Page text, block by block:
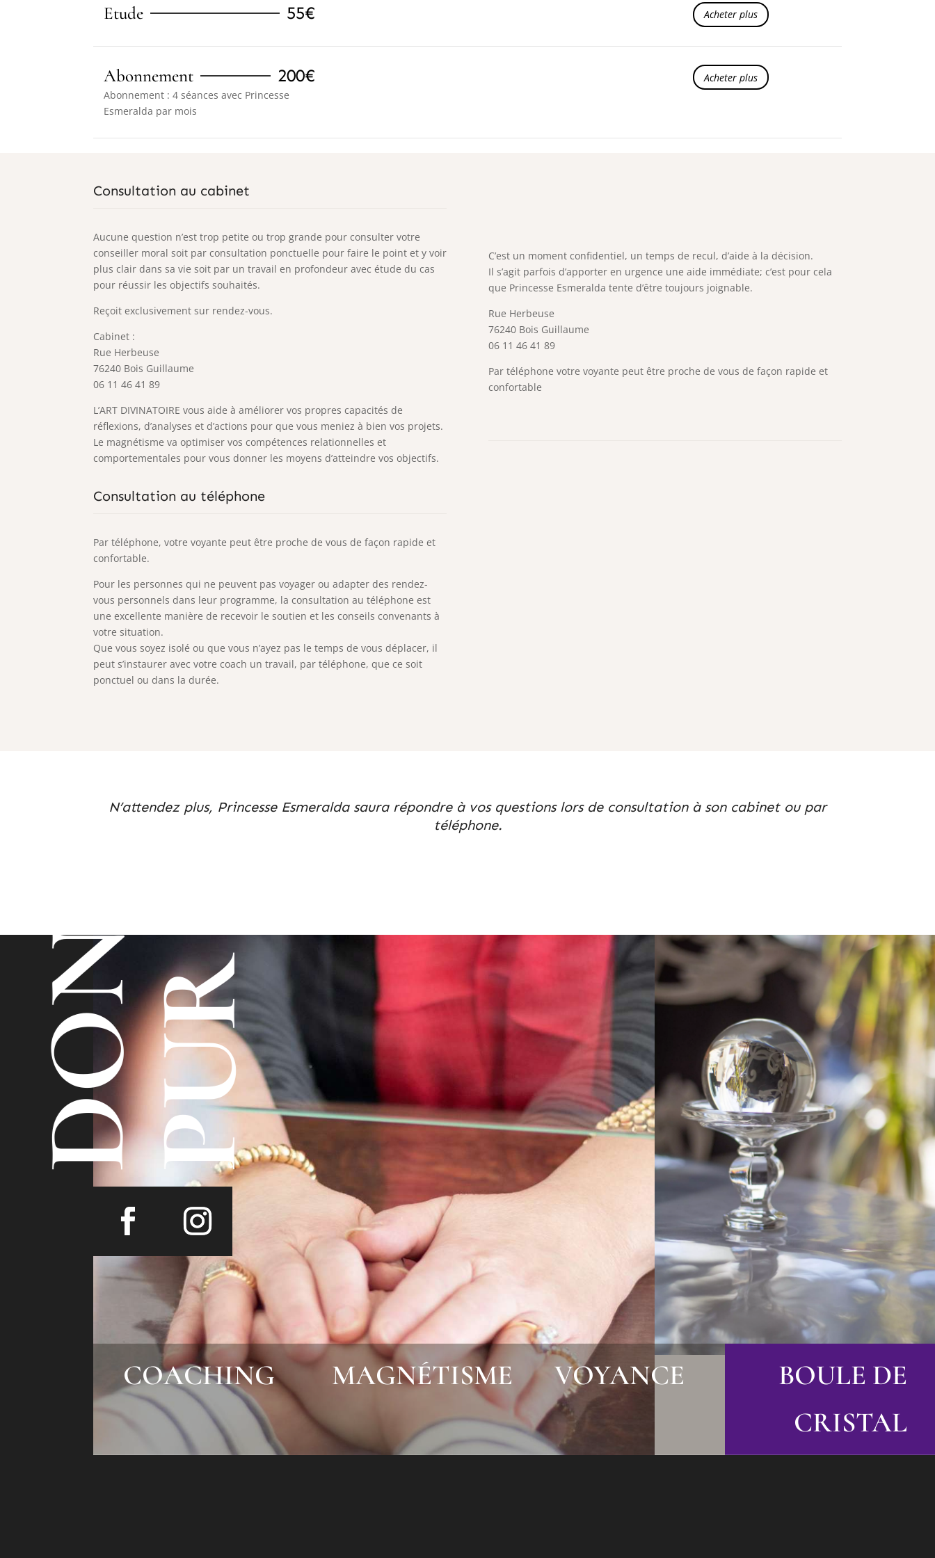
Etude 55€ Acheter plus
Abonnement 200€
Abonnement : 4 séances avec Princesse
Esmeralda par mois
Acheter plus
Consultation au cabinet
Aucune question n’est trop petite ou trop grande pour consulter votre
conseiller moral soit par consultation ponctuelle pour faire le point et y voir
plus clair dans sa vie soit par un travail en profondeur avec étude du cas
pour réussir les objectifs souhaités.
Reçoit exclusivement sur rendez-vous.
Cabinet :
Rue Herbeuse
76240 Bois Guillaume
06 11 46 41 89
L’ART DIVINATOIRE vous aide à améliorer vos propres capacités de
réflexions, d’analyses et d’actions pour que vous meniez à bien vos projets.
Le magnétisme va optimiser vos compétences relationnelles et
comportementales pour vous donner les moyens d’atteindre vos objectifs.
Consultation au téléphone
Par téléphone, votre voyante peut être proche de vous de façon rapide et
confortable.
Pour les personnes qui ne peuvent pas voyager ou adapter des rendez-
vous personnels dans leur programme, la consultation au téléphone est
une excellente manière de recevoir le soutien et les conseils convenants à
votre situation.
Que vous soyez isolé ou que vous n’ayez pas le temps de vous déplacer, il
peut s’instaurer avec votre coach un travail, par téléphone, que ce soit
ponctuel ou dans la durée.
C’est un moment confidentiel, un temps de recul, d’aide à la décision.
Il s’agit parfois d’apporter en urgence une aide immédiate; c’est pour cela
que Princesse Esmeralda tente d’être toujours joignable.
Rue Herbeuse
76240 Bois Guillaume
06 11 46 41 89
Par téléphone votre voyante peut être proche de vous de façon rapide et
confortable
N’attendez plus, Princesse Esmeralda saura répondre à vos questions lors de consultation à son cabinet ou par
téléphone.
DONPUR
COACHING MAGNÉTISME VOYANCE
BOULE DE
CRISTAL